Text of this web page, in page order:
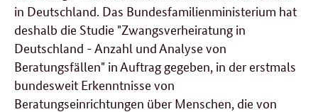
in Deutschland. Das Bundesfamilienministerium hat
deshalb die Studie "Zwangsverheiratung in
Deutschland - Anzahl und Analyse von
Beratungsfällen" in Auftrag gegeben, in der erstmals
bundesweit Erkenntnisse von
Beratungseinrichtungen über Menschen, die von